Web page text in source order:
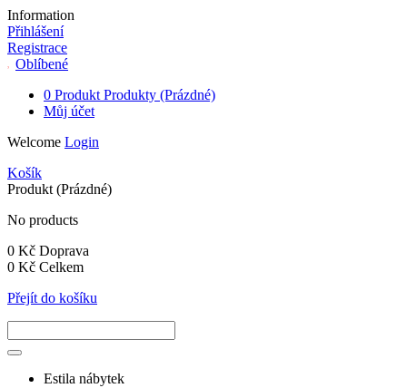
Information
Přihlášení
Registrace
Oblíbené
0 Produkt Produkty (Prázdné)
Můj účet
Welcome Login
Košík
Produkt (Prázdné)
No products
0 Kč Doprava
0 Kč Celkem
Přejít do košíku
Estila nábytek